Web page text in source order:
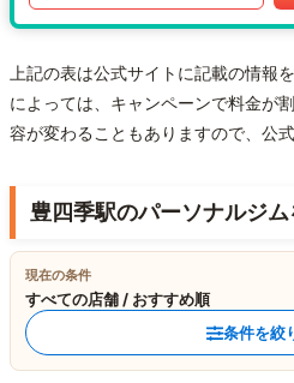
上記の表は公式サイトに記載の情報
によっては、キャンペーンで料金が
容が変わることもありますので、公
豊四季駅のパーソナルジ
現在の条件
すべての店舗 / おすすめ順
条件を絞